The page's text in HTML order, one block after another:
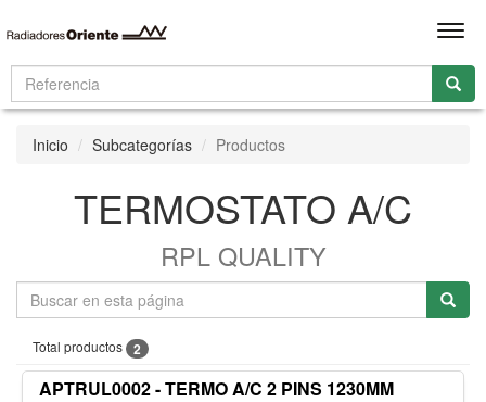
Inicio Subcategorías Productos
TERMOSTATO A/C
RPL QUALITY
Total productos 2
APTRUL0002 - TERMO A/C 2 PINS 1230MM